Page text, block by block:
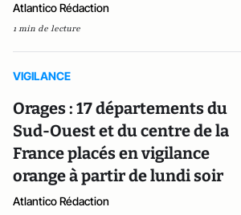
Atlantico Rédaction
1 min de lecture
VIGILANCE
Orages : 17 départements du
Sud-Ouest et du centre de la
France placés en vigilance
orange à partir de lundi soir
Atlantico Rédaction